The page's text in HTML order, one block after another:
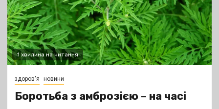
1 хвилина на читання
здоров'я новини
Боротьба з амброзією – на часі